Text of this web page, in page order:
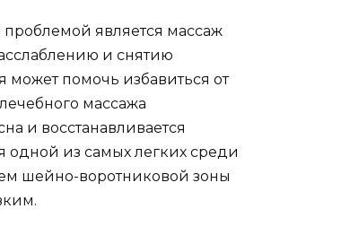
является массаж
и снятию
может помочь избавиться от
массажа
и восстанавливается
одной из самых легких среди
шейно-воротниковой зоны